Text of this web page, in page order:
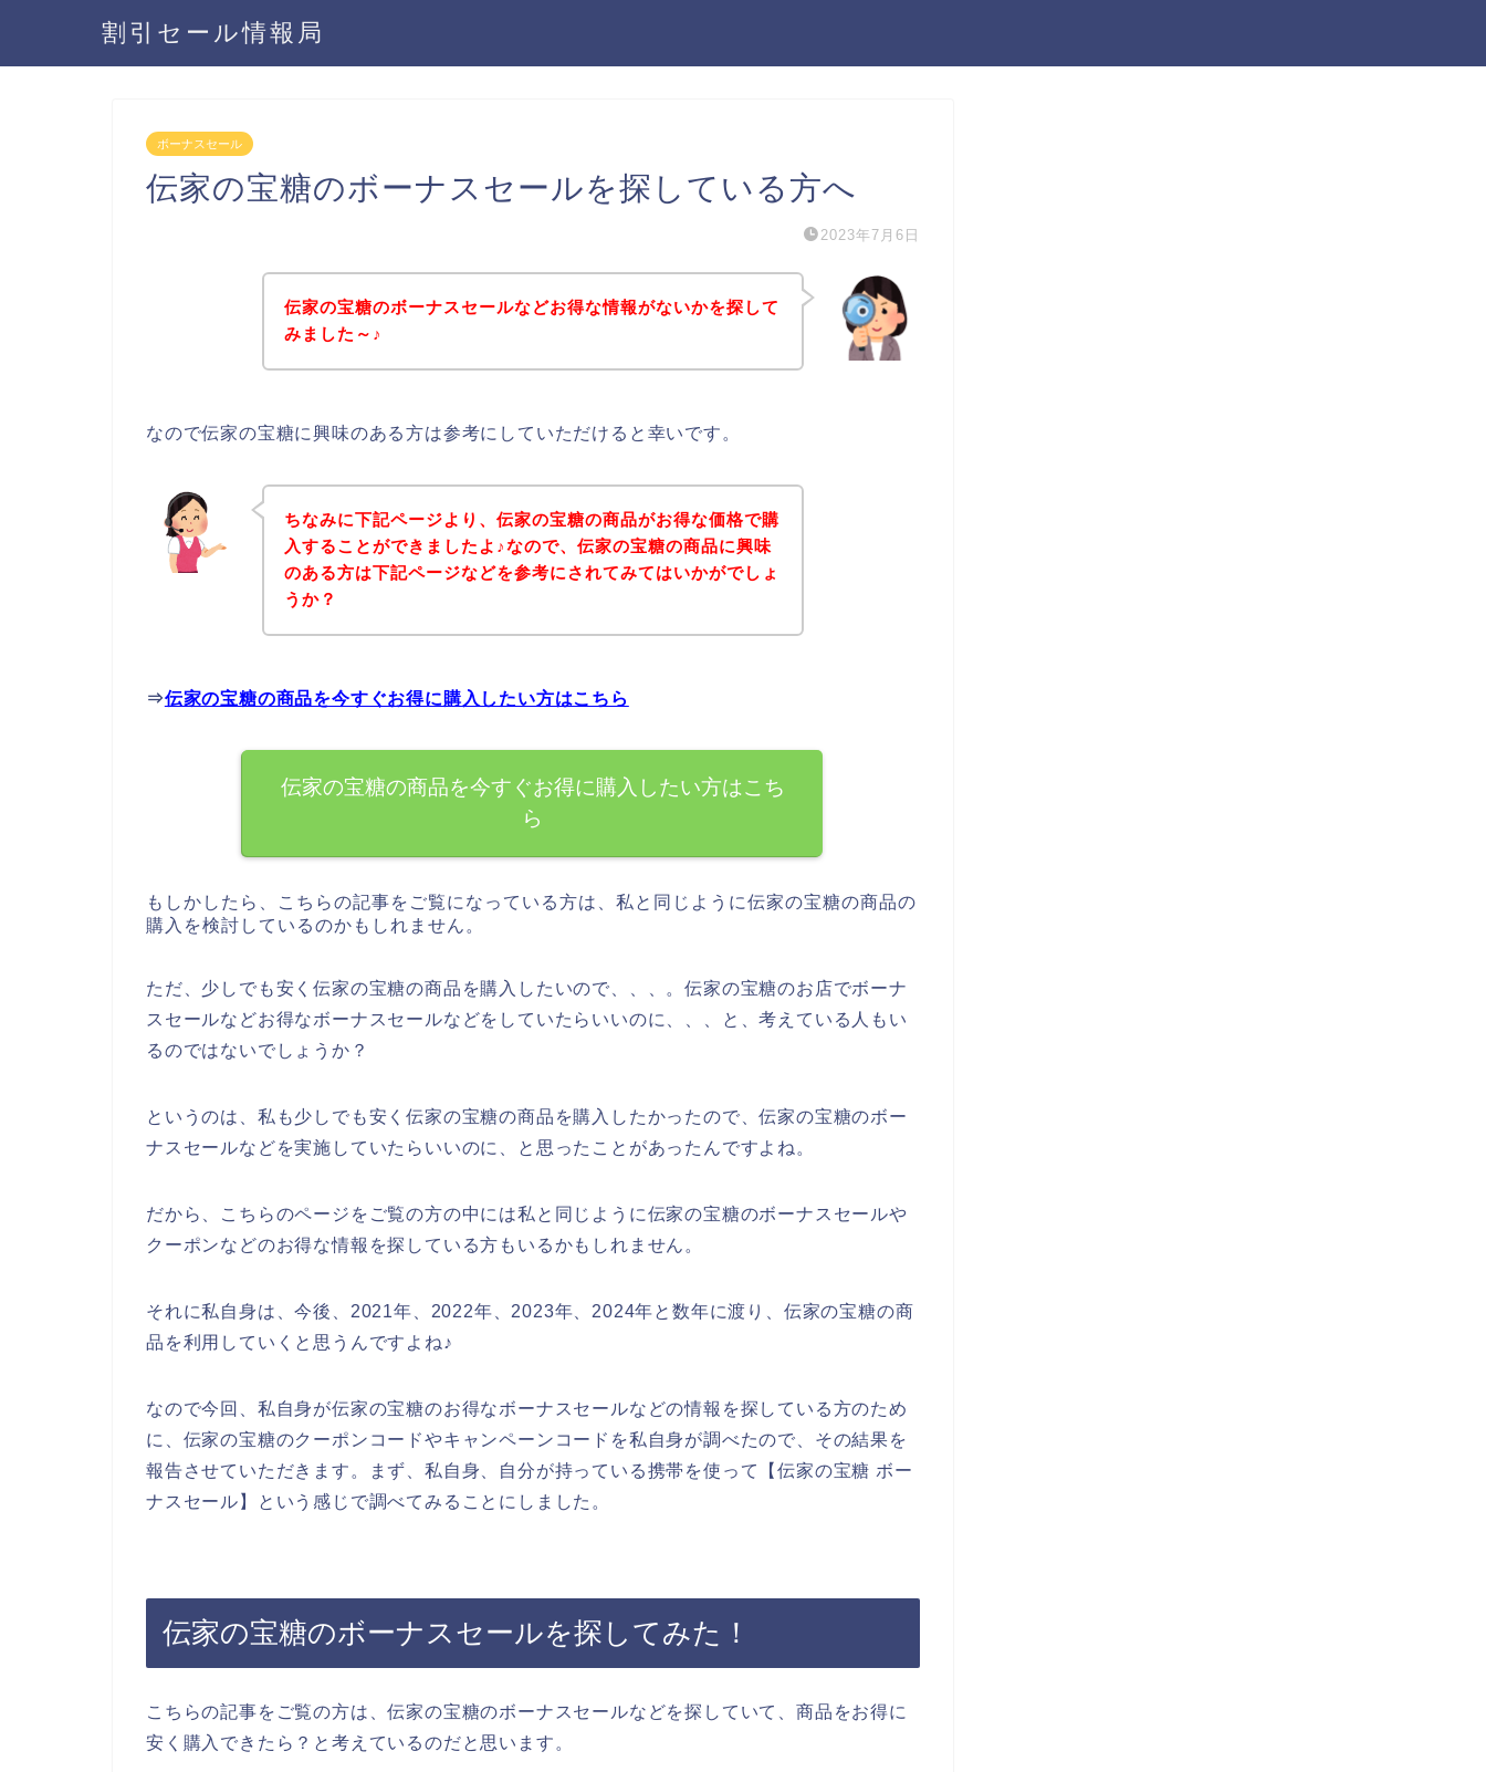
割引セール情報局
ボーナスセール
伝家の宝糖のボーナスセールを探している方へ
2023年7月6日
伝家の宝糖のボーナスセールなどお得な情報がないかを探して
みました～♪
なので伝家の宝糖に興味のある方は参考にしていただけると幸いです。
ちなみに下記ページより、伝家の宝糖の商品がお得な価格で購
入することができましたよ♪なので、伝家の宝糖の商品に興味
のある方は下記ページなどを参考にされてみてはいかがでしょ
うか？
⇒伝家の宝糖の商品を今すぐお得に購入したい方はこちら
伝家の宝糖の商品を今すぐお得に購入したい方はこち
ら
もしかしたら、こちらの記事をご覧になっている方は、私と同じように伝家の宝糖の商品の
購入を検討しているのかもしれません。
ただ、少しでも安く伝家の宝糖の商品を購入したいので、、、。伝家の宝糖のお店でボーナ
スセールなどお得なボーナスセールなどをしていたらいいのに、、、と、考えている人もい
るのではないでしょうか？
というのは、私も少しでも安く伝家の宝糖の商品を購入したかったので、伝家の宝糖のボー
ナスセールなどを実施していたらいいのに、と思ったことがあったんですよね。
だから、こちらのページをご覧の方の中には私と同じように伝家の宝糖のボーナスセールや
クーポンなどのお得な情報を探している方もいるかもしれません。
それに私自身は、今後、2021年、2022年、2023年、2024年と数年に渡り、伝家の宝糖の商
品を利用していくと思うんですよね♪
なので今回、私自身が伝家の宝糖のお得なボーナスセールなどの情報を探している方のため
に、伝家の宝糖のクーポンコードやキャンペーンコードを私自身が調べたので、その結果を
報告させていただきます。まず、私自身、自分が持っている携帯を使って【伝家の宝糖 ボー
ナスセール】という感じで調べてみることにしました。
伝家の宝糖のボーナスセールを探してみた！
こちらの記事をご覧の方は、伝家の宝糖のボーナスセールなどを探していて、商品をお得に
安く購入できたら？と考えているのだと思います。